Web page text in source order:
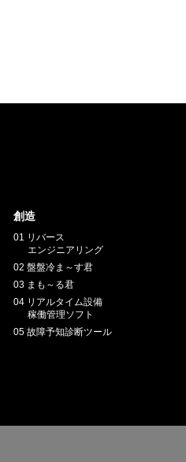
創造
01 リバース
エンジニアリング
02 盤盤冷ま～す君
03 まも～る君
04 リアルタイム設備
稼働管理ソフト
05 故障予知診断ツール